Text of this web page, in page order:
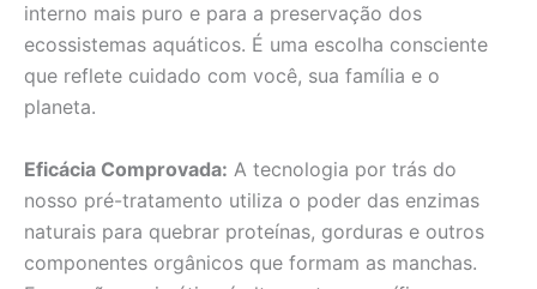
interno mais puro e para a preservação dos
ecossistemas aquáticos. É uma escolha consciente
que reflete cuidado com você, sua família e o
planeta.
Eficácia Comprovada: A tecnologia por trás do
nosso pré-tratamento utiliza o poder das enzimas
naturais para quebrar proteínas, gorduras e outros
componentes orgânicos que formam as manchas.